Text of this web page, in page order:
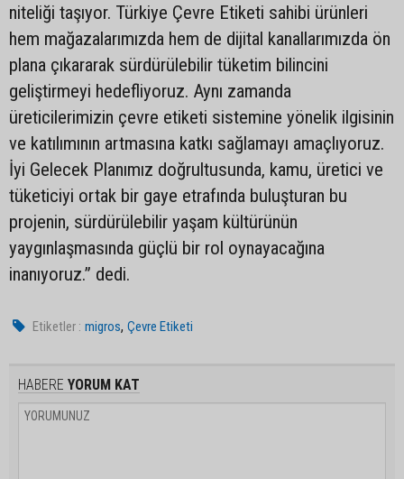
niteliği taşıyor. Türkiye Çevre Etiketi sahibi ürünleri
hem mağazalarımızda hem de dijital kanallarımızda ön
plana çıkararak sürdürülebilir tüketim bilincini
geliştirmeyi hedefliyoruz. Aynı zamanda
üreticilerimizin çevre etiketi sistemine yönelik ilgisinin
ve katılımının artmasına katkı sağlamayı amaçlıyoruz.
İyi Gelecek Planımız doğrultusunda, kamu, üretici ve
tüketiciyi ortak bir gaye etrafında buluşturan bu
projenin, sürdürülebilir yaşam kültürünün
yaygınlaşmasında güçlü bir rol oynayacağına
inanıyoruz.” dedi.
Etiketler : migros,Çevre Etiketi
HABERE YORUM KAT